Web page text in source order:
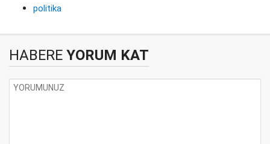
politika
HABERE YORUM KAT